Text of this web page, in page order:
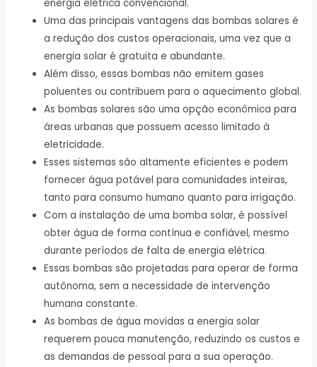
energia elétrica convencional.
Uma das principais vantagens das bombas solares é
a redução dos custos operacionais, uma vez que a
energia solar é gratuita e abundante.
Além disso, essas bombas não emitem gases
poluentes ou contribuem para o aquecimento global.
As bombas solares são uma opção econômica para
áreas urbanas que possuem acesso limitado à
eletricidade.
Esses sistemas são altamente eficientes e podem
fornecer água potável para comunidades inteiras,
tanto para consumo humano quanto para irrigação.
Com a instalação de uma bomba solar, é possível
obter água de forma contínua e confiável, mesmo
durante períodos de falta de energia elétrica.
Essas bombas são projetadas para operar de forma
autônoma, sem a necessidade de intervenção
humana constante.
As bombas de água movidas a energia solar
requerem pouca manutenção, reduzindo os custos e
as demandas de pessoal para a sua operação.